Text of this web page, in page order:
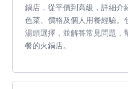
鍋店，從平價到高級，詳細介
色菜、價格及個人用餐經驗。
湯頭選擇，並解答常見問題，
餐的火鍋店。